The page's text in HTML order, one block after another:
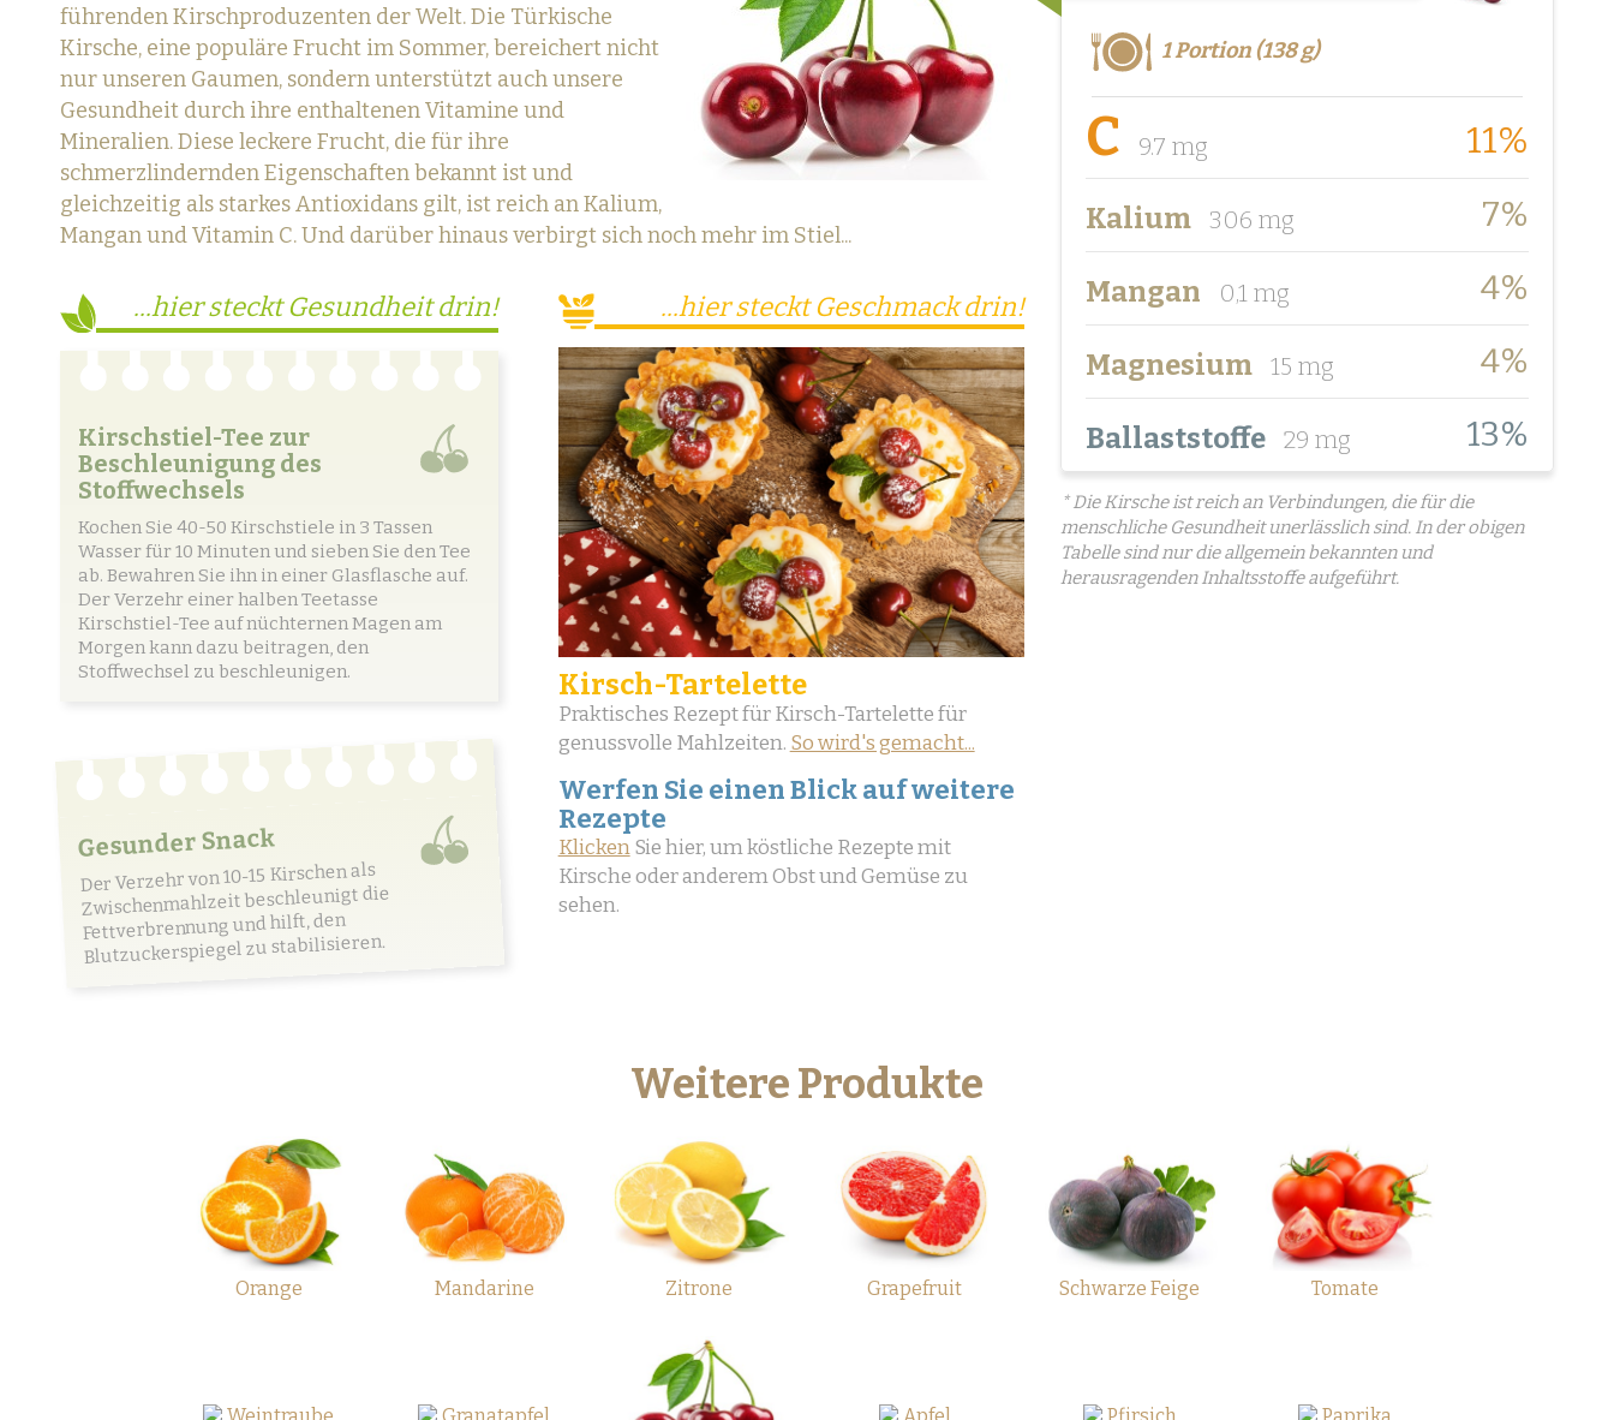
führenden Kirschproduzenten der Welt. Die Türkische
Kirsche, eine populäre Frucht im Sommer, bereichert nicht
nur unseren Gaumen, sondern unterstützt auch unsere
Gesundheit durch ihre enthaltenen Vitamine und
Mineralien. Diese leckere Frucht, die für ihre
schmerzlindernden Eigenschaften bekannt ist und
gleichzeitig als starkes Antioxidans gilt, ist reich an Kalium,
Mangan und Vitamin C. Und darüber hinaus verbirgt sich noch mehr im Stiel...
1 Portion (138 g)
C 9.7 mg 11%
Kalium 306 mg 7%
Mangan 0,1 mg 4%
Magnesium 15 mg 4%
Ballaststoffe 29 mg 13%
* Die Kirsche ist reich an Verbindungen, die für die
menschliche Gesundheit unerlässlich sind. In der obigen
Tabelle sind nur die allgemein bekannten und
herausragenden Inhaltsstoffe aufgeführt.
...hier steckt Gesundheit drin!
Kirschstiel-Tee zur
Beschleunigung des
Stoffwechsels
Kochen Sie 40-50 Kirschstiele in 3 Tassen
Wasser für 10 Minuten und sieben Sie den Tee
ab. Bewahren Sie ihn in einer Glasflasche auf.
Der Verzehr einer halben Teetasse
Kirschstiel-Tee auf nüchternen Magen am
Morgen kann dazu beitragen, den
Stoffwechsel zu beschleunigen.
Gesunder Snack
Der Verzehr von 10-15 Kirschen als
Zwischenmahlzeit beschleunigt die
Fettverbrennung und hilft, den
Blutzuckerspiegel zu stabilisieren.
...hier steckt Geschmack drin!
Kirsch-Tartelette
Praktisches Rezept für Kirsch-Tartelette für
genussvolle Mahlzeiten. So wird's gemacht...
Werfen Sie einen Blick auf weitere
Rezepte
KlickenSie hier, um köstliche Rezepte mit
Kirsche oder anderem Obst und Gemüse zu
sehen.
Weitere Produkte
Orange Mandarine Zitrone Grapefruit Schwarze Feige Tomate